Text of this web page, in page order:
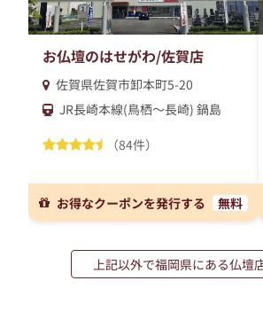
お仏壇のはせがわ/佐賀店
佐賀県佐賀市卸本町5-20
JR長崎本線(鳥栖～長崎) 鍋島
（84件）
お得なクーポンを発行する 無料
上記以外で福岡県にある仏壇